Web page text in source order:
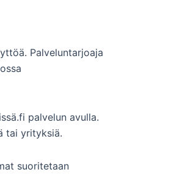
Palveluntarjoaja
palvelun avulla.
tai yrityksiä.
suoritetaan